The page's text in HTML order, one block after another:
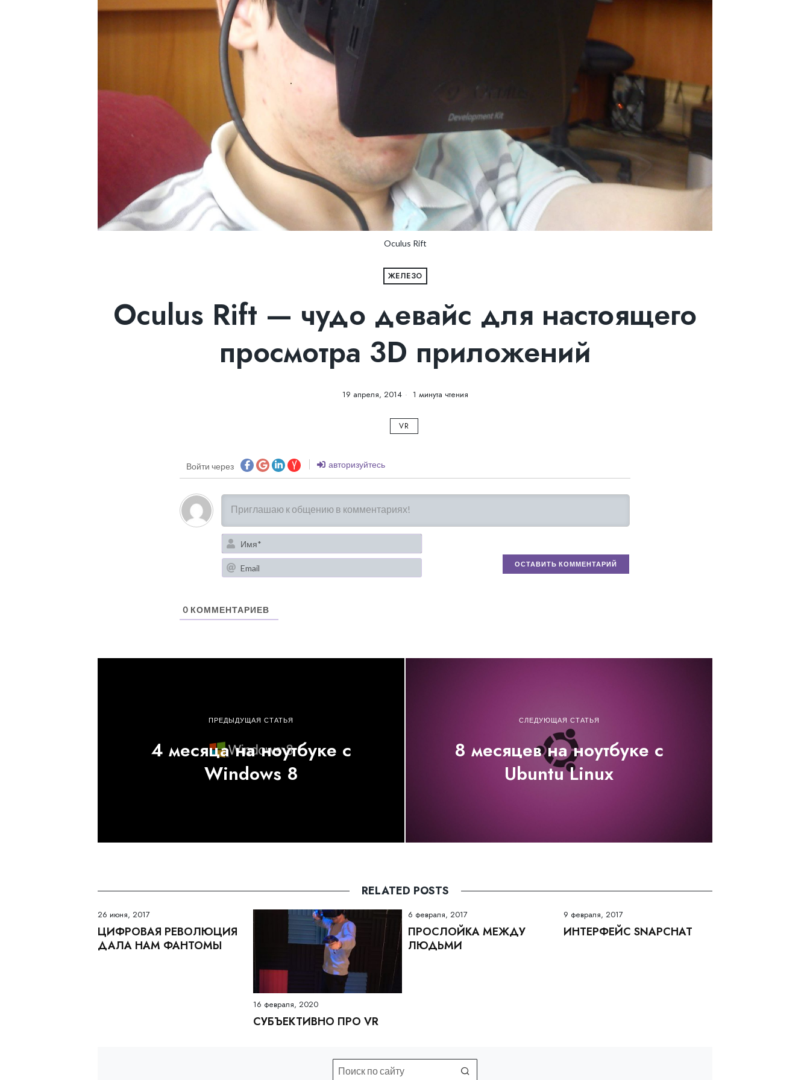
Oculus Rift
ЖЕЛЕЗО
Oculus Rift — чудо девайс для настоящего
просмотра 3D приложений
19 апреля, 2014 1 минута чтения
VR
Войти через авторизуйтесь
0 КОММЕНТАРИЕВ
ПРЕДЫДУЩАЯ СТАТЬЯ
4 месяца на ноутбуке с
Windows 8
СЛЕДУЮЩАЯ СТАТЬЯ
8 месяцев на ноутбуке с
Ubuntu Linux
RELATED POSTS
26 июня, 2017
ЦИФРОВАЯ РЕВОЛЮЦИЯ
ДАЛА НАМ ФАНТОМЫ
16 февраля, 2020
СУБЪЕКТИВНО ПРО VR
6 февраля, 2017
ПРОСЛОЙКА МЕЖДУ
ЛЮДЬМИ
9 февраля, 2017
ИНТЕРФЕЙС SNAPCHAT